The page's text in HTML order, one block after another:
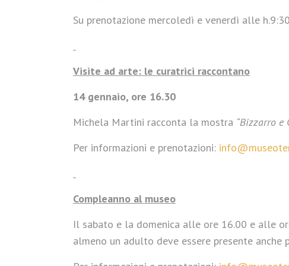
Su prenotazione mercoledì e venerdì alle
Visite ad arte: le curatrici raccontano
14 gennaio, ore 16.30
Michela Martini racconta la mostra “Bizzarro e
Per informazioni e prenotazioni:
Compleanno al museo
Il sabato e la domenica alle ore 16.00 e alle
almeno un adulto deve essere presente